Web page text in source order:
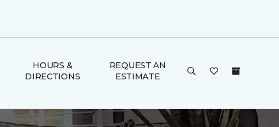
HOURS &
DIRECTIONS
REQUEST AN
ESTIMATE